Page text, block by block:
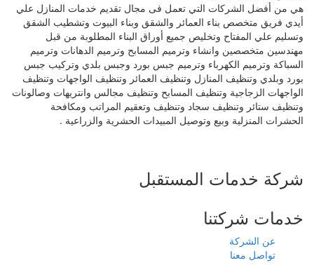
هي من أفضل الشركات التي تعمل فى مجال تقديم خدمات المنازل علي
أيدي فريق متخصص بناء العمائر والشقق وبناء البيوت وتشطيب الشقق
وتسليم علي المفتاح وتخليص جميع أوراق البناء المطلوبة من قبل
مهندسين متخصصين وانشاء وترميم المسابح وترميم الدهانات وترميم
السباكة وترميم الكهرباء وترميم جبس بورد وجبس بلدي وتركيب جبس
بورد وبلدي وتنظيف المنازل وتنظيف العمائر وتنظيف الواجهات وتنظيف
الواجهات الزجاجية وتنظيف المسابح وتنظيف مجالس وانتريهات وصالونات
وتنظيف ستائر وتنظيف سجاد وتنظيف وتعقيم المراتب ومكافحة
الحشرات المنزلية وبيع وتوصيل المبيدات الحشرية والزراعية .
شركة خدمات المستقبل
خدمات شركتنا
عن الشركة
تواصل معنا